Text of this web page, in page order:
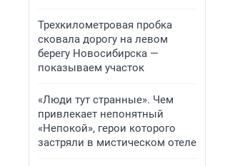
Трехкилометровая пробка
сковала дорогу на левом
берегу Новосибирска —
показываем участок
«Люди тут странные». Чем
привлекает непонятный
«Непокой», герои которого
застряли в мистическом отеле